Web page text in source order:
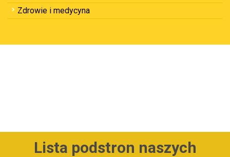
Zdrowie i medycyna
Lista podstron naszych